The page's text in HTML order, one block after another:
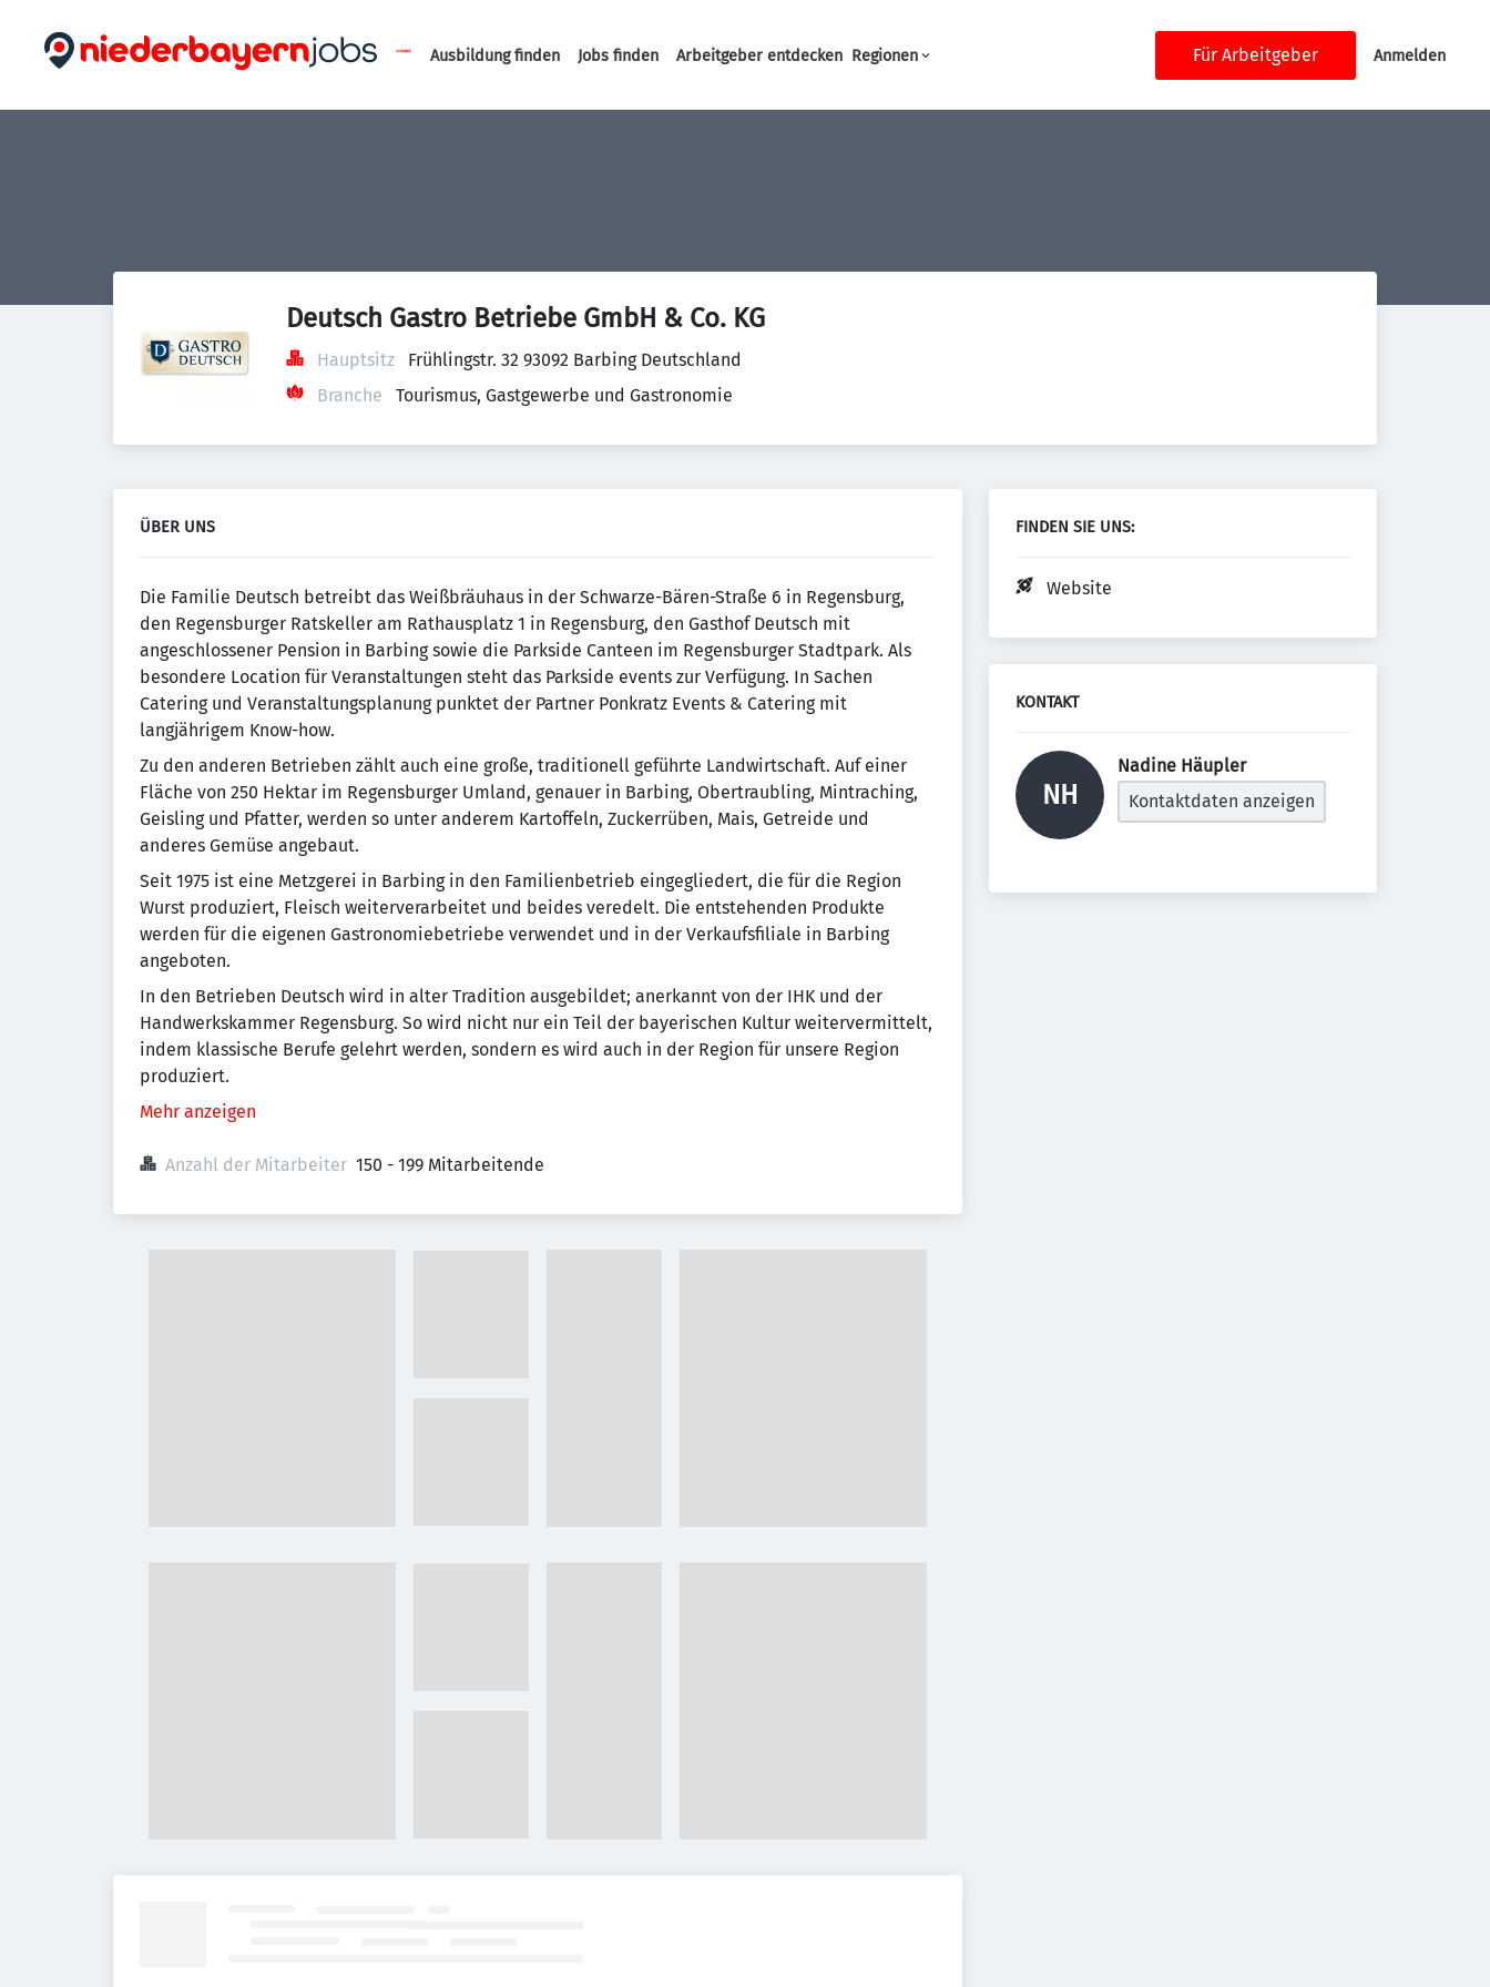
Haupt-Navigation
Ausbildung finden Jobs finden Arbeitgeber entdecken Regionen Für Arbeitgeber Anmelden
Deutsch Gastro Betriebe GmbH & Co. KG
Hauptsitz
Frühlingstr. 32 93092 Barbing Deutschland
Branche
Tourismus, Gastgewerbe und Gastronomie
ÜBER UNS
Die Familie Deutsch betreibt das Weißbräuhaus in der Schwarze-Bären-Straße 6 in Regensburg,
den Regensburger Ratskeller am Rathausplatz 1 in Regensburg, den Gasthof Deutsch mit
angeschlossener Pension in Barbing sowie die Parkside Canteen im Regensburger Stadtpark. Als
besondere Location für Veranstaltungen steht das Parkside events zur Verfügung. In Sachen
Catering und Veranstaltungsplanung punktet der Partner Ponkratz Events & Catering mit
langjährigem Know-how.
Zu den anderen Betrieben zählt auch eine große, traditionell geführte Landwirtschaft. Auf einer
Fläche von 250 Hektar im Regensburger Umland, genauer in Barbing, Obertraubling, Mintraching,
Geisling und Pfatter, werden so unter anderem Kartoffeln, Zuckerrüben, Mais, Getreide und
anderes Gemüse angebaut.
Seit 1975 ist eine Metzgerei in Barbing in den Familienbetrieb eingegliedert, die für die Region
Wurst produziert, Fleisch weiterverarbeitet und beides veredelt. Die entstehenden Produkte
werden für die eigenen Gastronomiebetriebe verwendet und in der Verkaufsfiliale in Barbing
angeboten.
In den Betrieben Deutsch wird in alter Tradition ausgebildet; anerkannt von der IHK und der
Handwerkskammer Regensburg. So wird nicht nur ein Teil der bayerischen Kultur weitervermittelt,
indem klassische Berufe gelehrt werden, sondern es wird auch in der Region für unsere Region
produziert.
Mehr anzeigen
Anzahl der Mitarbeiter 150 - 199 Mitarbeitende
FINDEN SIE UNS:
Website
KONTAKT
NH
Nadine Häupler
Kontaktdaten anzeigen